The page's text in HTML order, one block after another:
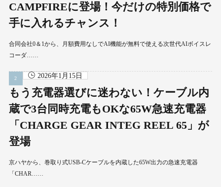
CAMPFIREに登場！今だけの特別価格で
手に入れるチャンス！
合同会社0＆1から、月額費用なしでAI機能が無料で使える次世代AIボイスレ
コーダ……
2026年1月15日
もう充電器選びに迷わない！ケーブル内
蔵で3台同時充電もOKな65W急速充電器
「CHARGE GEAR INTEG REEL 65」が
登場
京ハヤから、巻取り式USB-Cケーブルを内蔵した65W出力の急速充電器
「CHAR……